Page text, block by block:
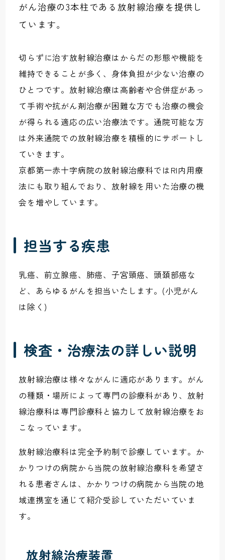
がん治療の3本柱である放射線治療を提供し
ています。
切らずに治す放射線治療はからだの形態や機能を
維持できることが多く、身体負担が少ない治療の
ひとつです。放射線治療は高齢者や合併症があっ
て手術や抗がん剤治療が困難な方でも治療の機会
が得られる適応の広い治療法です。通院可能な方
は外来通院での放射線治療を積極的にサポートし
ていきます。
京都第一赤十字病院の放射線治療科ではRI内用療
法にも取り組んでおり、放射線を用いた治療の機
会を増やしています。
担当する疾患
乳癌、前立腺癌、肺癌、子宮頸癌、頭頚部癌な
ど、あらゆるがんを担当いたします。(小児がん
は除く)
検査・治療法の詳しい説明
放射線治療は様々ながんに適応があります。がん
の種類・場所によって専門の診療科があり、放射
線治療科は専門診療科と協力して放射線治療をお
こなっています。
放射線治療科は完全予約制で診療しています。か
かりつけの病院から当院の放射線治療科を希望さ
れる患者さんは、かかりつけの病院から当院の地
域連携室を通じて紹介受診していただいていま
す。
放射線治療装置